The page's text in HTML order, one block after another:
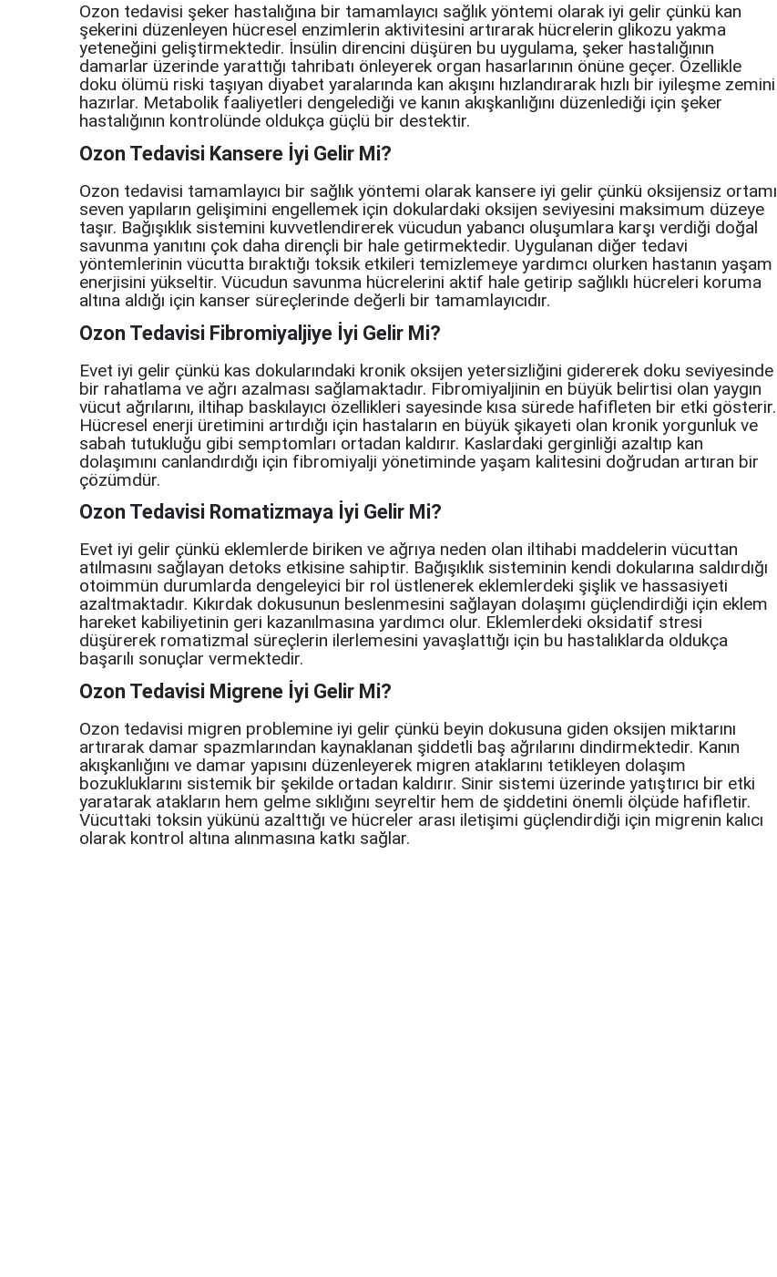
Ozon tedavisi şeker hastalığına bir tamamlayıcı sağlık yöntemi olarak iyi gelir çünkü kan
şekerini düzenleyen hücresel enzimlerin aktivitesini artırarak hücrelerin glikozu yakma
yeteneğini geliştirmektedir. İnsülin direncini düşüren bu uygulama, şeker hastalığının
damarlar üzerinde yarattığı tahribatı önleyerek organ hasarlarının önüne geçer. Özellikle
doku ölümü riski taşıyan diyabet yaralarında kan akışını hızlandırarak hızlı bir iyileşme zemini
hazırlar. Metabolik faaliyetleri dengelediği ve kanın akışkanlığını düzenlediği için şeker
hastalığının kontrolünde oldukça güçlü bir destektir.
Ozon Tedavisi Kansere İyi Gelir Mi?
Ozon tedavisi tamamlayıcı bir sağlık yöntemi olarak kansere iyi gelir çünkü oksijensiz ortamı
seven yapıların gelişimini engellemek için dokulardaki oksijen seviyesini maksimum düzeye
taşır. Bağışıklık sistemini kuvvetlendirerek vücudun yabancı oluşumlara karşı verdiği doğal
savunma yanıtını çok daha dirençli bir hale getirmektedir. Uygulanan diğer tedavi
yöntemlerinin vücutta bıraktığı toksik etkileri temizlemeye yardımcı olurken hastanın yaşam
enerjisini yükseltir. Vücudun savunma hücrelerini aktif hale getirip sağlıklı hücreleri koruma
altına aldığı için kanser süreçlerinde değerli bir tamamlayıcıdır.
Ozon Tedavisi Fibromiyaljiye İyi Gelir Mi?
Evet iyi gelir çünkü kas dokularındaki kronik oksijen yetersizliğini gidererek doku seviyesinde
bir rahatlama ve ağrı azalması sağlamaktadır. Fibromiyaljinin en büyük belirtisi olan yaygın
vücut ağrılarını, iltihap baskılayıcı özellikleri sayesinde kısa sürede hafifleten bir etki gösterir.
Hücresel enerji üretimini artırdığı için hastaların en büyük şikayeti olan kronik yorgunluk ve
sabah tutukluğu gibi semptomları ortadan kaldırır. Kaslardaki gerginliği azaltıp kan
dolaşımını canlandırdığı için fibromiyalji yönetiminde yaşam kalitesini doğrudan artıran bir
çözümdür.
Ozon Tedavisi Romatizmaya İyi Gelir Mi?
Evet iyi gelir çünkü eklemlerde biriken ve ağrıya neden olan iltihabi maddelerin vücuttan
atılmasını sağlayan detoks etkisine sahiptir. Bağışıklık sisteminin kendi dokularına saldırdığı
otoimmün durumlarda dengeleyici bir rol üstlenerek eklemlerdeki şişlik ve hassasiyeti
azaltmaktadır. Kıkırdak dokusunun beslenmesini sağlayan dolaşımı güçlendirdiği için eklem
hareket kabiliyetinin geri kazanılmasına yardımcı olur. Eklemlerdeki oksidatif stresi
düşürerek romatizmal süreçlerin ilerlemesini yavaşlattığı için bu hastalıklarda oldukça
başarılı sonuçlar vermektedir.
Ozon Tedavisi Migrene İyi Gelir Mi?
Ozon tedavisi migren problemine iyi gelir çünkü beyin dokusuna giden oksijen miktarını
artırarak damar spazmlarından kaynaklanan şiddetli baş ağrılarını dindirmektedir. Kanın
akışkanlığını ve damar yapısını düzenleyerek migren ataklarını tetikleyen dolaşım
bozukluklarını sistemik bir şekilde ortadan kaldırır. Sinir sistemi üzerinde yatıştırıcı bir etki
yaratarak atakların hem gelme sıklığını seyreltir hem de şiddetini önemli ölçüde hafifletir.
Vücuttaki toksin yükünü azalttığı ve hücreler arası iletişimi güçlendirdiği için migrenin kalıcı
olarak kontrol altına alınmasına katkı sağlar.